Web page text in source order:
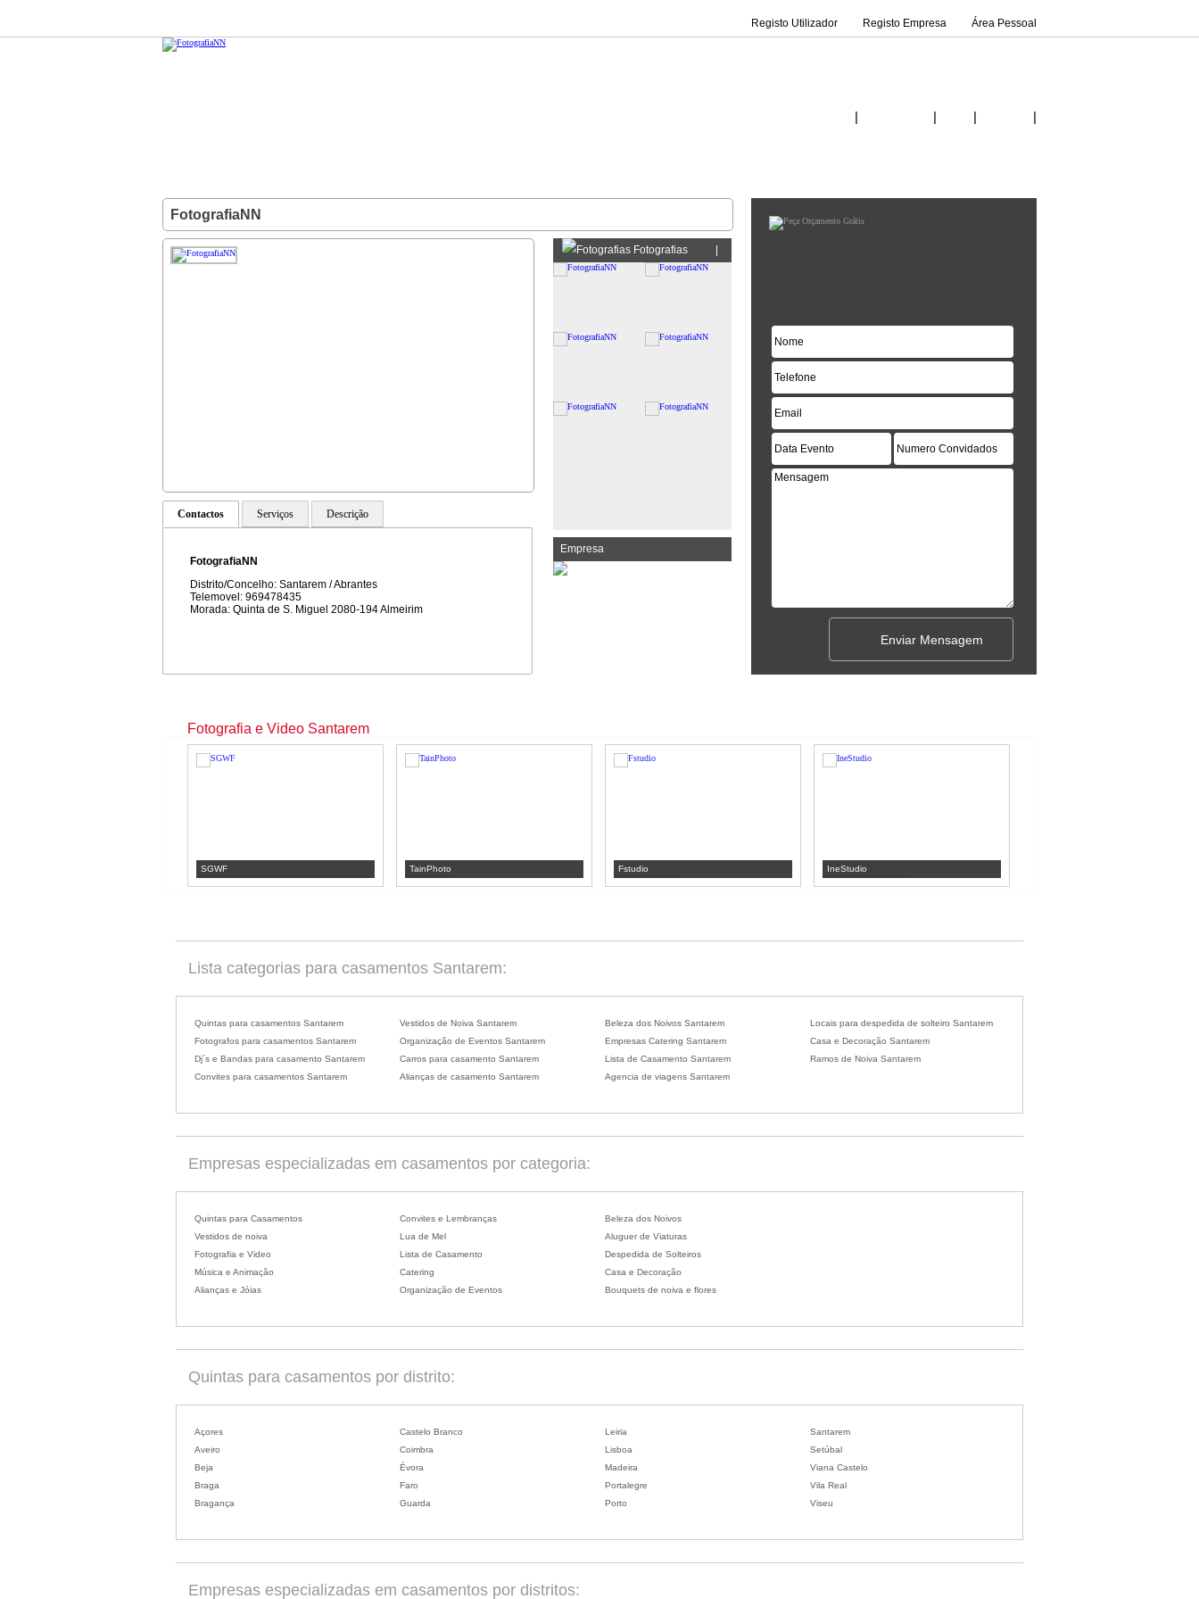
Área Pessoal
Registo Empresa
Registo Utilizador
| | | |
FotografiaNN
Contactos Serviços Descrição
FotografiaNN
Distrito/Concelho: Santarem / Abrantes
Telemovel: 969478435
Morada: Quinta de S. Miguel 2080-194 Almeirim
Fotografias
Empresa
Fotografia e Video Santarem
SGWF TainPhoto Fstudio IneStudio
Lista categorias para casamentos Santarem:
Quintas para casamentos Santarem
Fotografos para casamentos Santarem
Dj´s e Bandas para casamento Santarem
Convites para casamentos Santarem
Vestidos de Noiva Santarem
Organização de Eventos Santarem
Carros para casamento Santarem
Alianças de casamento Santarem
Beleza dos Noivos Santarem
Empresas Catering Santarem
Lista de Casamento Santarem
Agencia de viagens Santarem
Locais para despedida de solteiro Santarem
Casa e Decoração Santarem
Ramos de Noiva Santarem
Empresas especializadas em casamentos por categoria:
Quintas para Casamentos
Vestidos de noiva
Fotografia e Video
Música e Animação
Alianças e Jóias
Convites e Lembranças
Lua de Mel
Lista de Casamento
Catering
Organização de Eventos
Beleza dos Noivos
Aluguer de Viaturas
Despedida de Solteiros
Casa e Decoração
Bouquets de noiva e flores
Quintas para casamentos por distrito:
Açores
Aveiro
Beja
Braga
Bragança
Castelo Branco
Coimbra
Évora
Faro
Guarda
Leiria
Lisboa
Madeira
Portalegre
Porto
Santarem
Setúbal
Viana Castelo
Vila Real
Viseu
Empresas especializadas em casamentos por distritos: